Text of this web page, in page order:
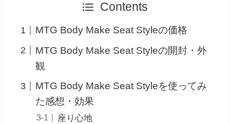
Contents
MTG Body Make Seat Styleの価格
MTG Body Make Seat Styleの開封・外
観
MTG Body Make Seat Styleを使ってみ
た感想・効果
座り心地